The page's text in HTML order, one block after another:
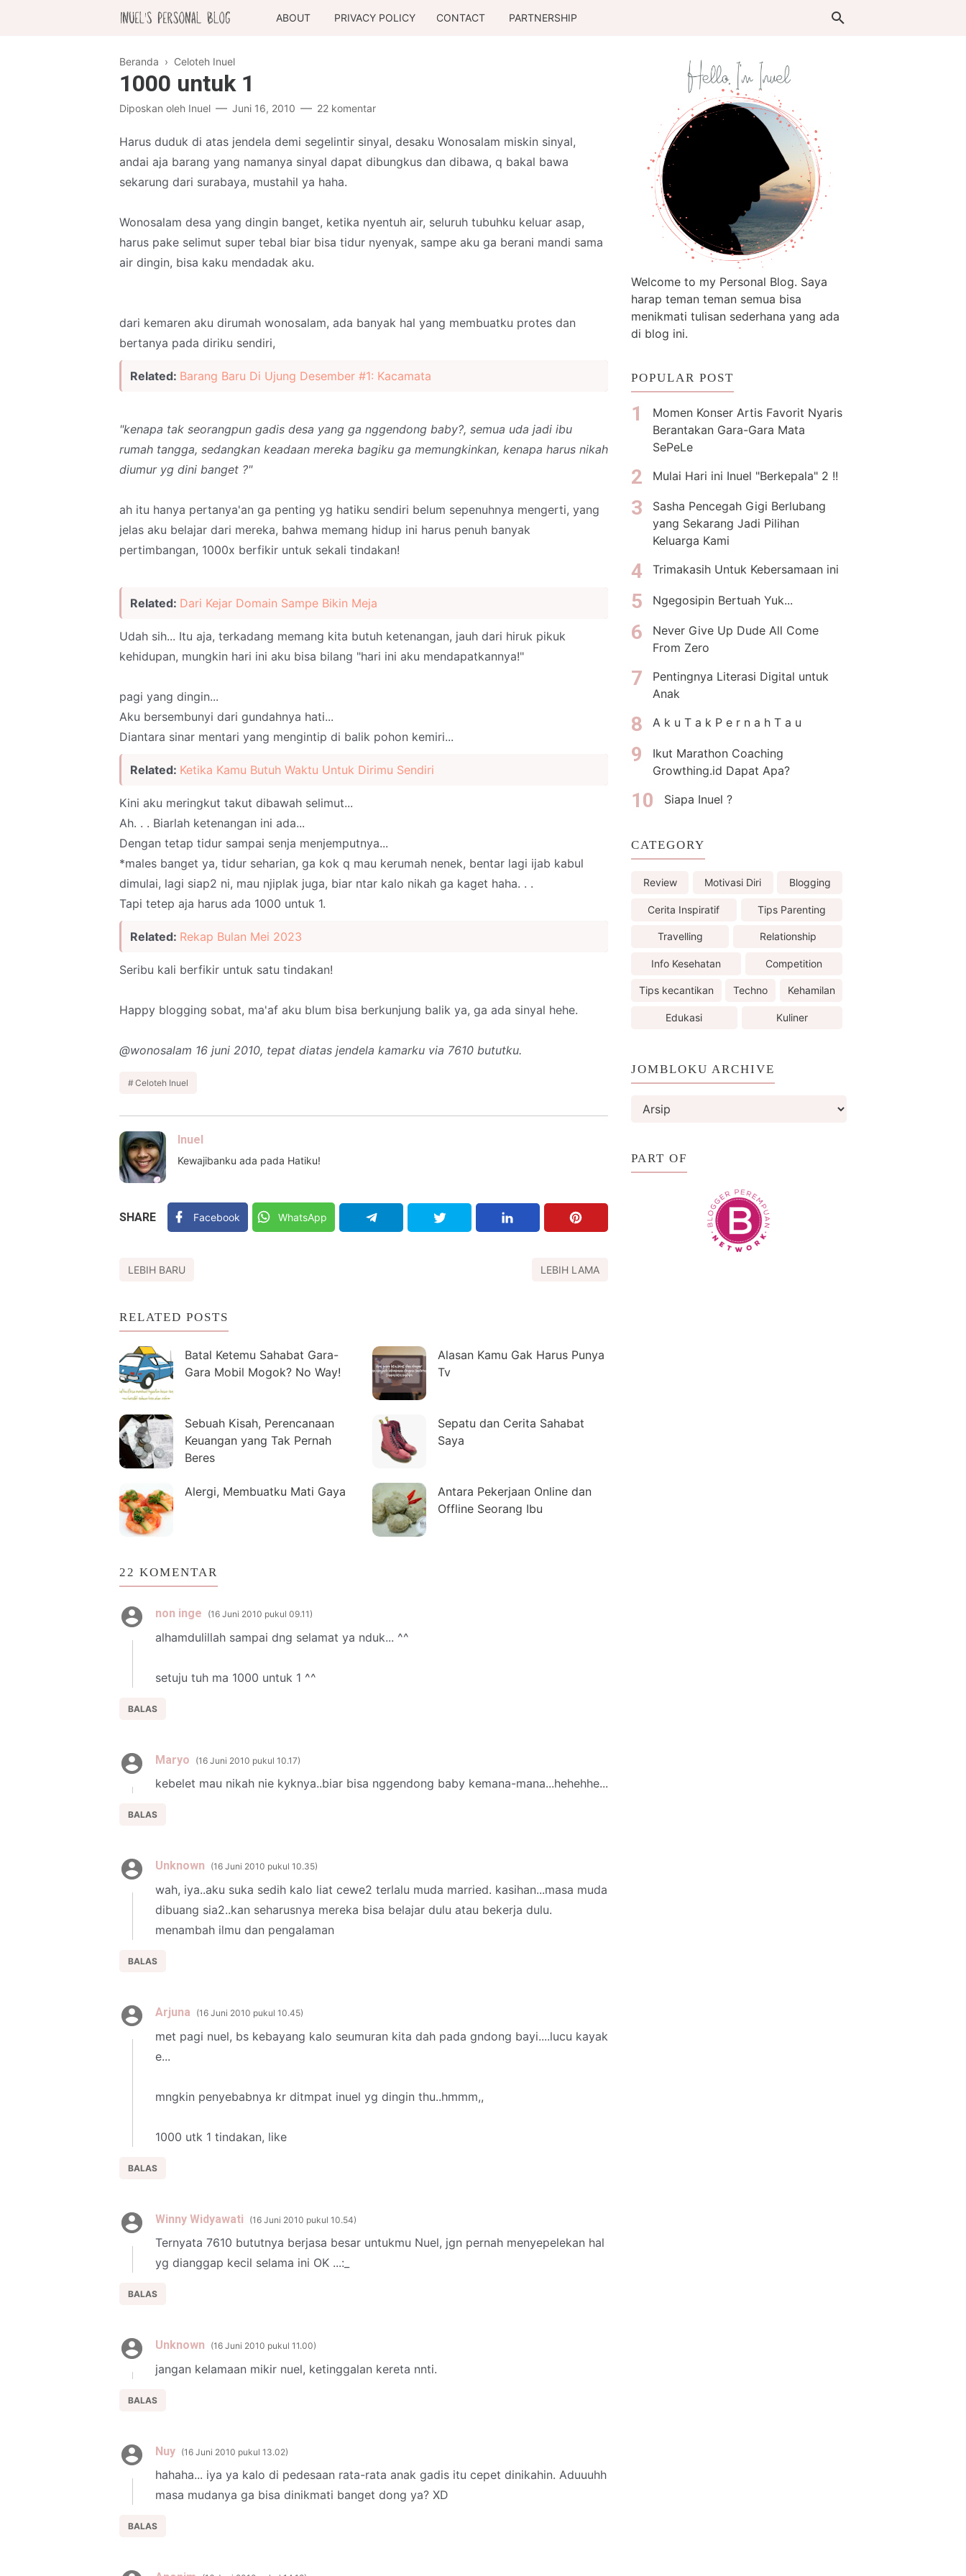
ABOUT PRIVACY POLICY CONTACT PARTNERSHIP
Beranda › Celoteh Inuel
1000 untuk 1
Diposkan oleh Inuel Juni 16, 2010 22 komentar
Harus duduk di atas jendela demi segelintir sinyal, desaku Wonosalam miskin sinyal,
andai aja barang yang namanya sinyal dapat dibungkus dan dibawa, q bakal bawa
sekarung dari surabaya, mustahil ya haha.
Wonosalam desa yang dingin banget, ketika nyentuh air, seluruh tubuhku keluar asap,
harus pake selimut super tebal biar bisa tidur nyenyak, sampe aku ga berani mandi sama
air dingin, bisa kaku mendadak aku.
dari kemaren aku dirumah wonosalam, ada banyak hal yang membuatku protes dan
bertanya pada diriku sendiri,
Related: Barang Baru Di Ujung Desember #1: Kacamata
"kenapa tak seorangpun gadis desa yang ga nggendong baby?, semua uda jadi ibu
rumah tangga, sedangkan keadaan mereka bagiku ga memungkinkan, kenapa harus nikah
diumur yg dini banget ?"
ah itu hanya pertanya'an ga penting yg hatiku sendiri belum sepenuhnya mengerti, yang
jelas aku belajar dari mereka, bahwa memang hidup ini harus penuh banyak
pertimbangan, 1000x berfikir untuk sekali tindakan!
Related: Dari Kejar Domain Sampe Bikin Meja
Udah sih... Itu aja, terkadang memang kita butuh ketenangan, jauh dari hiruk pikuk
kehidupan, mungkin hari ini aku bisa bilang "hari ini aku mendapatkannya!"
pagi yang dingin...
Aku bersembunyi dari gundahnya hati...
Diantara sinar mentari yang mengintip di balik pohon kemiri...
Related: Ketika Kamu Butuh Waktu Untuk Dirimu Sendiri
Kini aku meringkut takut dibawah selimut...
Ah. . . Biarlah ketenangan ini ada...
Dengan tetap tidur sampai senja menjemputnya...
*males banget ya, tidur seharian, ga kok q mau kerumah nenek, bentar lagi ijab kabul
dimulai, lagi siap2 ni, mau njiplak juga, biar ntar kalo nikah ga kaget haha. . .
Tapi tetep aja harus ada 1000 untuk 1.
Related: Rekap Bulan Mei 2023
Seribu kali berfikir untuk satu tindakan!
Happy blogging sobat, ma'af aku blum bisa berkunjung balik ya, ga ada sinyal hehe.
@wonosalam 16 juni 2010, tepat diatas jendela kamarku via 7610 bututku.
Celoteh Inuel
Inuel
Kewajibanku ada pada Hatiku!
SHARE Facebook WhatsApp
LEBIH BARU LEBIH LAMA
RELATED POSTS
Batal Ketemu Sahabat Gara-
Gara Mobil Mogok? No Way!
Alasan Kamu Gak Harus Punya
Tv
Sebuah Kisah, Perencanaan
Keuangan yang Tak Pernah
Beres
Sepatu dan Cerita Sahabat
Saya
Alergi, Membuatku Mati Gaya
Antara Pekerjaan Online dan
Offline Seorang Ibu
22 KOMENTAR
non inge 16 Juni 2010 pukul 09.11
alhamdulillah sampai dng selamat ya nduk... ^^
setuju tuh ma 1000 untuk 1 ^^
BALAS
Maryo 16 Juni 2010 pukul 10.17
kebelet mau nikah nie kyknya..biar bisa nggendong baby kemana-mana...hehehhe...
BALAS
Unknown 16 Juni 2010 pukul 10.35
wah, iya..aku suka sedih kalo liat cewe2 terlalu muda married. kasihan...masa muda
dibuang sia2..kan seharusnya mereka bisa belajar dulu atau bekerja dulu.
menambah ilmu dan pengalaman
BALAS
Arjuna 16 Juni 2010 pukul 10.45
met pagi nuel, bs kebayang kalo seumuran kita dah pada gndong bayi....lucu kayak
e...
mngkin penyebabnya kr ditmpat inuel yg dingin thu..hmmm,,
1000 utk 1 tindakan, like
BALAS
Winny Widyawati 16 Juni 2010 pukul 10.54
Ternyata 7610 bututnya berjasa besar untukmu Nuel, jgn pernah menyepelekan hal
yg dianggap kecil selama ini OK ...:_
BALAS
Unknown 16 Juni 2010 pukul 11.00
jangan kelamaan mikir nuel, ketinggalan kereta nnti.
BALAS
Nuy 16 Juni 2010 pukul 13.02
hahaha... iya ya kalo di pedesaan rata-rata anak gadis itu cepet dinikahin. Aduuuhh
masa mudanya ga bisa dinikmati banget dong ya? XD
BALAS
Welcome to my Personal Blog. Saya
harap teman teman semua bisa
menikmati tulisan sederhana yang ada
di blog ini.
POPULAR POST
Momen Konser Artis Favorit Nyaris
Berantakan Gara-Gara Mata
SePeLe
Mulai Hari ini Inuel "Berkepala" 2 !!
Sasha Pencegah Gigi Berlubang
yang Sekarang Jadi Pilihan
Keluarga Kami
Trimakasih Untuk Kebersamaan ini
Ngegosipin Bertuah Yuk...
Never Give Up Dude All Come
From Zero
Pentingnya Literasi Digital untuk
Anak
A k u T a k P e r n a h T a u
Ikut Marathon Coaching
Growthing.id Dapat Apa?
Siapa Inuel ?
CATEGORY
Review Motivasi Diri Blogging
Cerita Inspiratif Tips Parenting
Travelling Relationship
Info Kesehatan Competition
Tips kecantikan Techno Kehamilan
Edukasi Kuliner
JOMBLOKU ARCHIVE
PART OF